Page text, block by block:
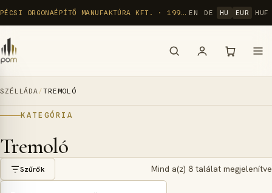
Ugrás
tartalomra
PÉCSI ORGONAÉPÍTŐ MANUFAKTÚRA KFT. · 1992 ÓTA EN DE HU EUR HUF
SZÉLLÁDA/TREMOLÓ
KATEGÓRIA
Tremoló
Szűrők Mind a(z) 8 találat megjelenítve